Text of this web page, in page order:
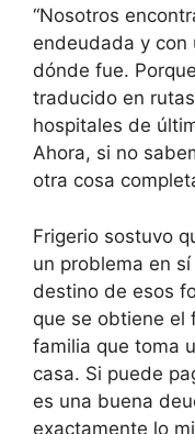
“Nosotros
endeudada y con
dónde fue.
traducido en
hospitales de
Ahora, si no
otra cosa
Frigerio sostuvo
un problema en
destino de esos
que se obtiene el
familia que toma
casa. Si puede
es una buena
exactamente lo